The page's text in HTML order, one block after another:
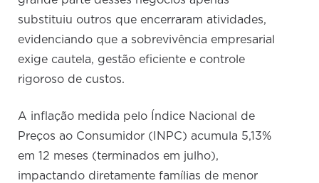
substituiu outros que encerraram atividades,
evidenciando que a sobrevivência empresarial
exige cautela, gestão eficiente e controle
rigoroso de custos.
A inflação medida pelo Índice Nacional de
Preços ao Consumidor (INPC) acumula 5,13%
em 12 meses (terminados em julho),
impactando diretamente famílias de menor